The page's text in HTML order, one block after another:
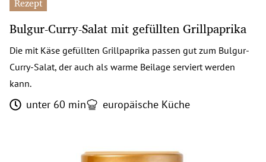
Bulgur-Curry-Salat mit gefüllten Grillpaprika
Die mit Käse gefüllten Grillpaprika passen gut zum Bulgur-
Curry-Salat, der auch als warme Beilage serviert werden
kann.
unter 60 min europäische Küche